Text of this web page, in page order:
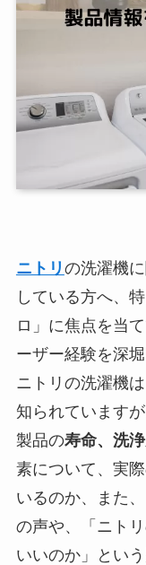
ニトリ の洗濯機
している方へ、
ロ」に焦点を当
ーザー経験を深
ニトリの洗濯機
知られています
製品の寿命、洗
素について、実
いるのか、また
の声や、「ニト
いいのか」とい